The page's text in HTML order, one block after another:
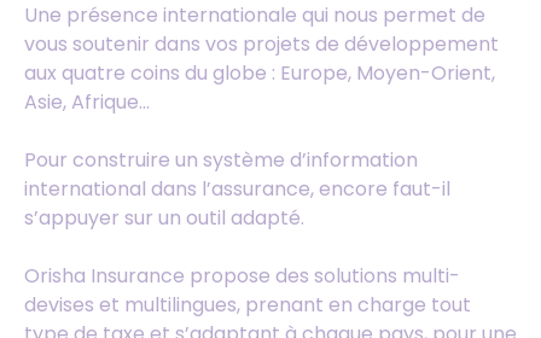
Une présence internationale qui nous permet de
vous soutenir dans vos projets de développement
aux quatre coins du globe : Europe, Moyen-Orient,
Asie, Afrique…
Pour construire un système d’information
international dans l’assurance, encore faut-il
s’appuyer sur un outil adapté.
Orisha Insurance propose des solutions multi-
devises et multilingues, prenant en charge tout